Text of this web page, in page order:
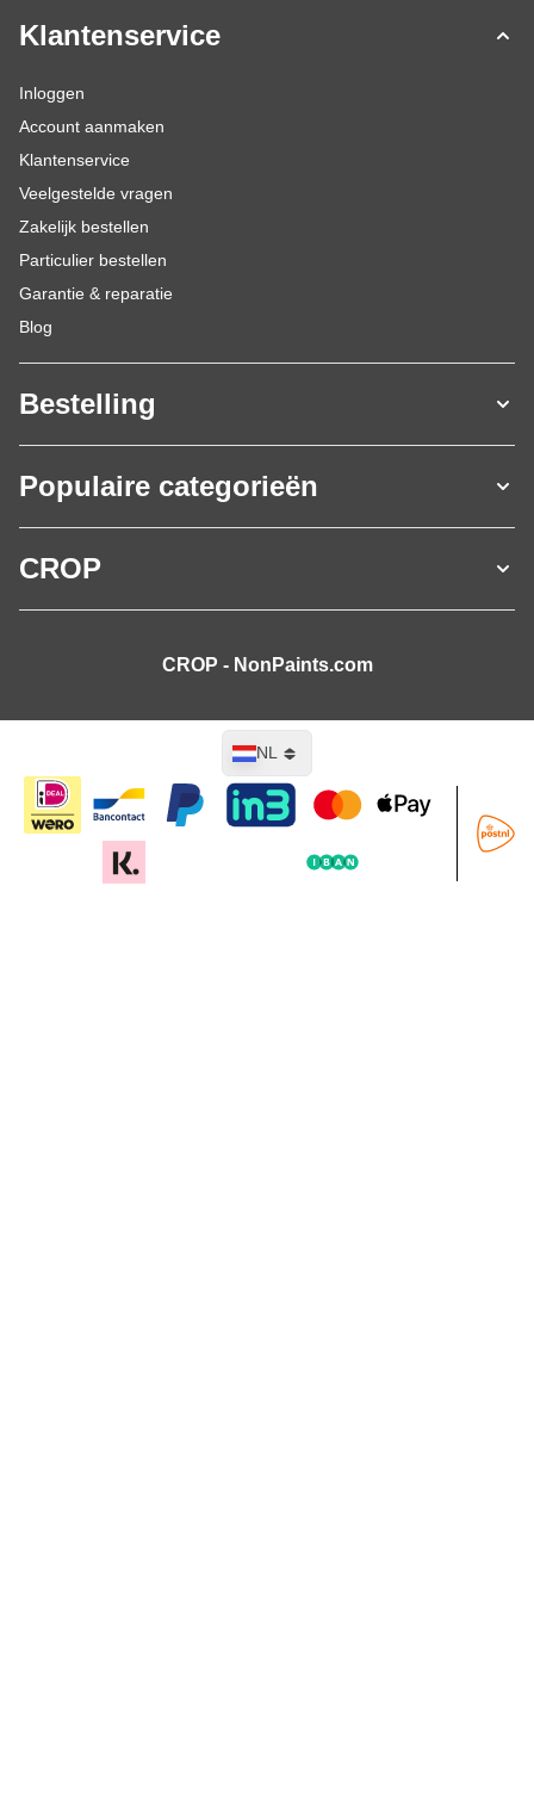
Klantenservice
Inloggen
Account aanmaken
Klantenservice
Veelgestelde vragen
Zakelijk bestellen
Particulier bestellen
Garantie & reparatie
Blog
Bestelling
Populaire categorieën
CROP
CROP - NonPaints.com
NL